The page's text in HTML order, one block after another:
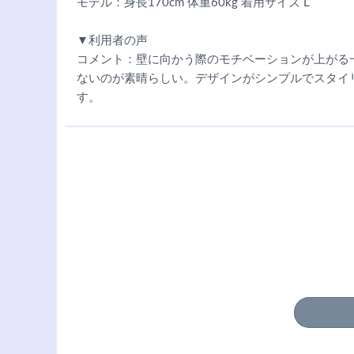
モデル：身長170cm 体重60kg 着用サイズ L
▼利用者の声
コメント：壁に向かう際のモチベーションが上が
ないのが素晴らしい。デザインがシンプルでスタ
す。